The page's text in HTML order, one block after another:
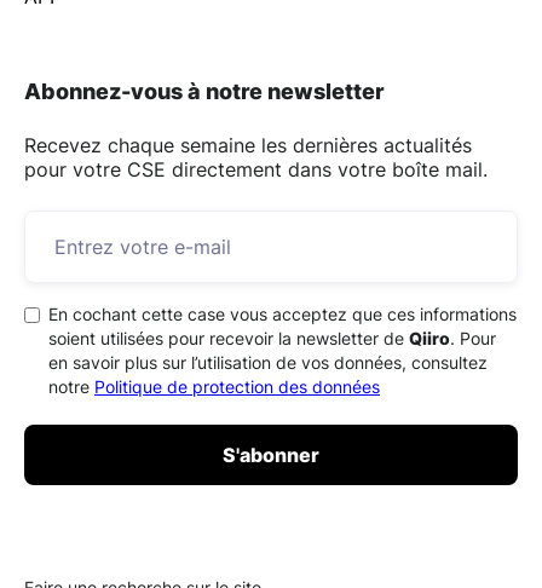
Abonnez-vous à notre newsletter
Recevez chaque semaine les dernières actualités
pour votre CSE directement dans votre boîte mail.
En cochant cette case vous acceptez que ces informations
soient utilisées pour recevoir la newsletter de Qiiro. Pour
en savoir plus sur l’utilisation de vos données, consultez
notre Politique de protection des données